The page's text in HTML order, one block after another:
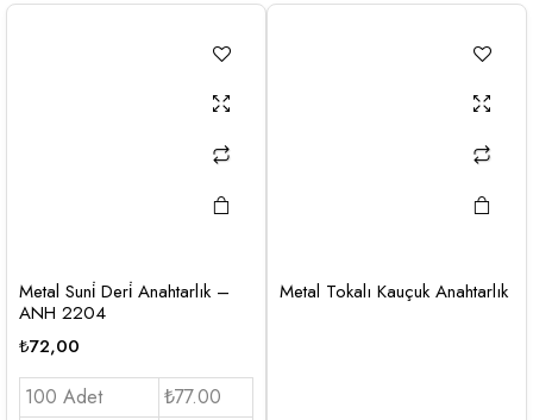
Metal Suni̇ Deri̇ Anahtarlık –
ANH 2204
₺72,00
100 Adet
₺77.00
Metal Tokalı Kauçuk Anahtarlık